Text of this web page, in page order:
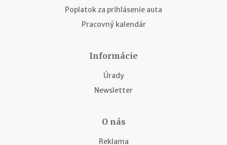
Poplatok za prihlásenie auta
Pracovný kalendár
Informácie
Úrady
Newsletter
O nás
Reklama